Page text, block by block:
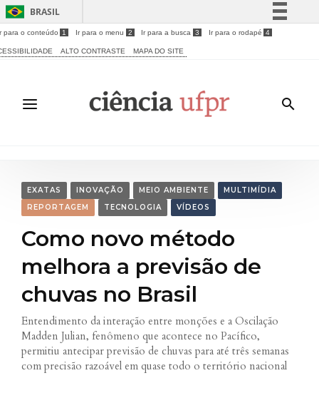
BRASIL
Simplifique!
Acesso à informação
Legislação
para o conteúdo 1 Ir para o menu 2 Ir para a busca 3 Ir para o rodapé 4
ALTO CONTRASTE MAPA DO SITE
EXATAS INOVAÇÃO MEIO AMBIENTE
MULTIMÍDIA
REPORTAGEM
TECNOLOGIA VÍDEOS
Como novo método
melhora a previsão de
chuvas no Brasil
Entendimento da interação entre monções e a Oscilação
Madden Julian, fenômeno que acontece no Pacífico,
permitiu antecipar previsão de chuvas para até três semanas
com precisão razoável em quase todo o território nacional